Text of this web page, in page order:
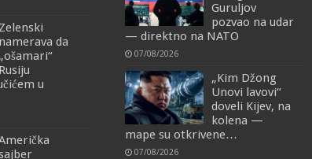
Zelenski
namerava da
„ošamari“
Rusiju
u
Guruljov
pozvao na udar
— direktno na NATO
07/08/2026
„Kim Džong
Unovi lavovi“
doveli Kijev, na
kolena —
mape su otkrivene…
07/08/2026